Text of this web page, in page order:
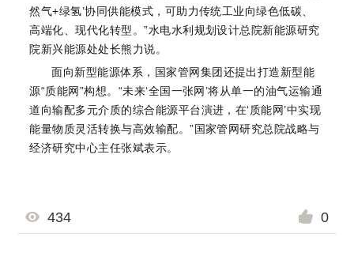
然气+绿氢’协同供能模式，可助力传统工业向绿色低碳、
高端化、现代化转型。”水电水利规划设计总院新能源研究
院新兴能源处处长熊力说。
面向新型能源体系，国家管网集团还提出打造新型能
源“质能网”构想。“未来‘全国一张网’将从单一的油气运输通
道向输配多元介质的综合能源平台演进，在‘质能网’中实现
能量物质灵活转换与高效输配。”国家管网研究总院战略与
经济研究中心主任张斌表示。
434 0